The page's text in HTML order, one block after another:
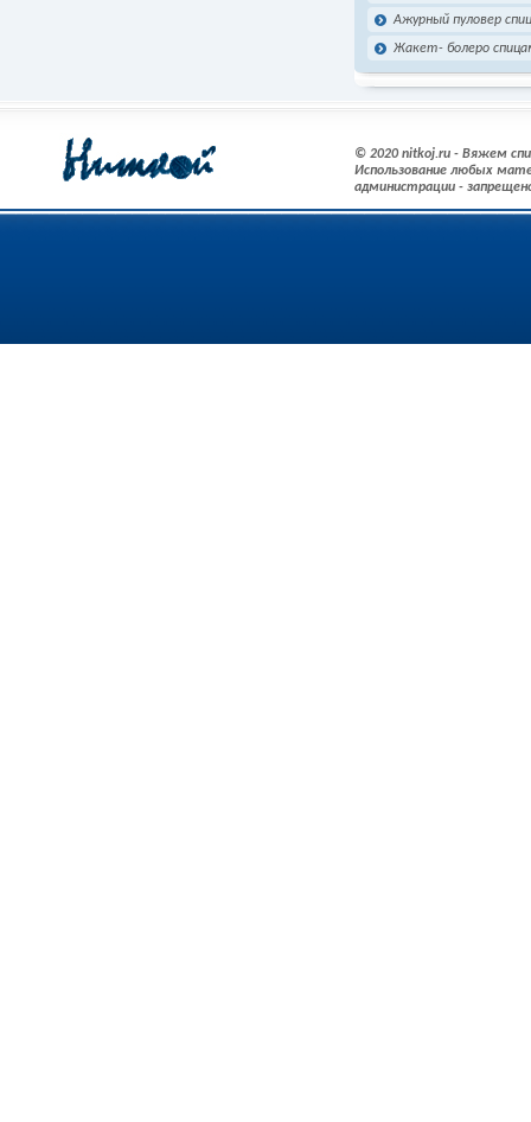
Ажурный пуловер
Жакет- болеро
© 2020 nitkoj.ru - Вяжем
Использование любых
администрации -